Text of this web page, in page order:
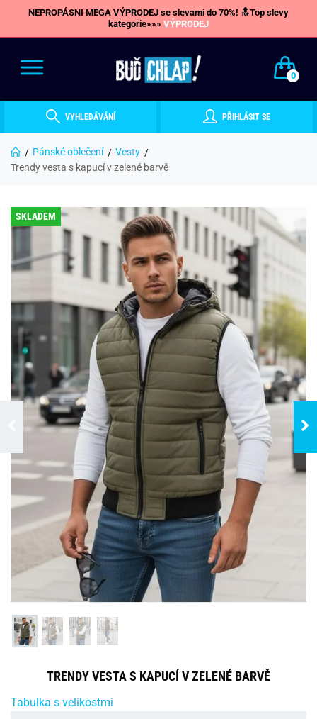
NEPROPÁSNI MEGA VÝPRODEJ se slevami do 70%! 🔝Top slevy
kategorie»»» VÝPRODEJ
0
VYHLEDÁVÁNÍ PŘIHLÁSIT SE
Pánské oblečení
Vesty
Trendy vesta s kapucí v zelené barvě
SKLADEM
TRENDY VESTA S KAPUCÍ V ZELENÉ BARVĚ
Tabulka s velikostmi